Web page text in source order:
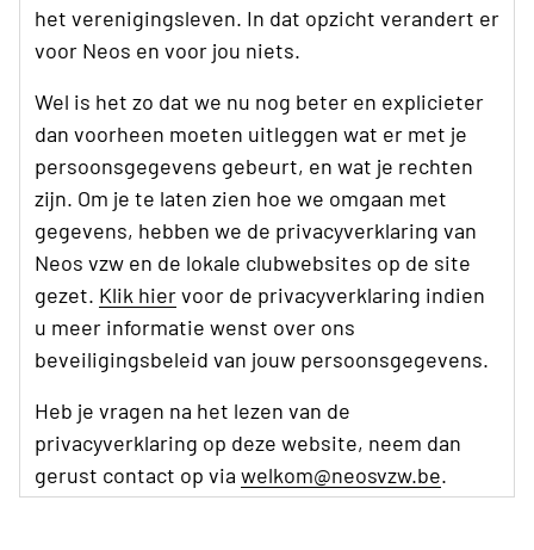
het verenigingsleven. In dat opzicht verandert er
voor Neos en voor jou niets.
Wel is het zo dat we nu nog beter en explicieter
dan voorheen moeten uitleggen wat er met je
persoonsgegevens gebeurt, en wat je rechten
zijn. Om je te laten zien hoe we omgaan met
gegevens, hebben we de privacyverklaring van
Neos vzw en de lokale clubwebsites op de site
gezet. Klik hiervoor de privacyverklaring indien
u meer informatie wenst over ons
beveiligingsbeleid van jouw persoonsgegevens.
Heb je vragen na het lezen van de
privacyverklaring op deze website, neem dan
gerust contact op via welkom@neosvzw.be.